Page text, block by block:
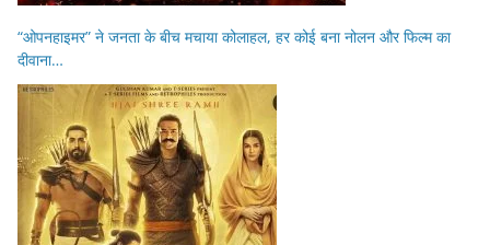
“ओपनहाइमर” ने जनता के बीच मचाया कोलाहल, हर कोई बना नोलन और फिल्म का
दीवाना…